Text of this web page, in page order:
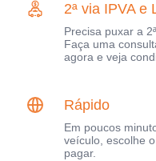
2ª via IPVA e
Precisa puxar a
Faça uma
agora e veja
Rápido
Em poucos
veículo, escolhe
pagar.